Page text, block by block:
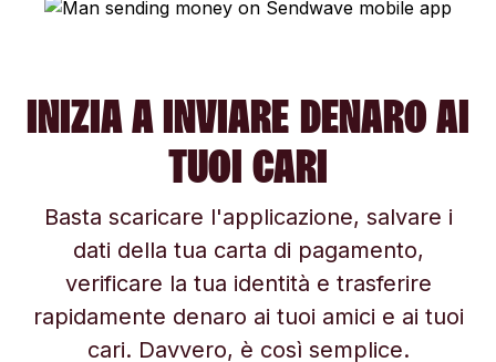
INIZIA A INVIARE DENARO AI
TUOI CARI
Basta scaricare l'applicazione, salvare i
dati della tua carta di pagamento,
verificare la tua identità e trasferire
rapidamente denaro ai tuoi amici e ai tuoi
cari. Davvero, è così semplice.